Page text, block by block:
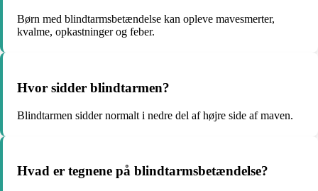
Børn med blindtarmsbetændelse kan opleve mavesmerter,
kvalme, opkastninger og feber.
Hvor sidder blindtarmen?
Blindtarmen sidder normalt i nedre del af højre side af maven.
Hvad er tegnene på blindtarmsbetændelse?